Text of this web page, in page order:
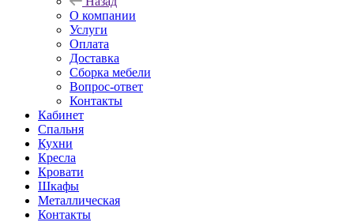
О компании
Услуги
Оплата
Доставка
Сборка мебели
Вопрос-ответ
Контакты
Кабинет
Спальня
Кухни
Кресла
Кровати
Шкафы
Металлическая
Контакты